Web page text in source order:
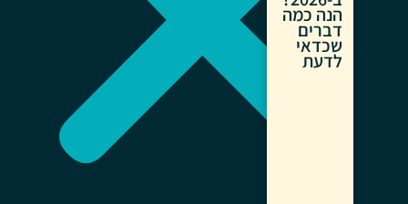
הנה כמה
דברים
שכדאי
לדעת